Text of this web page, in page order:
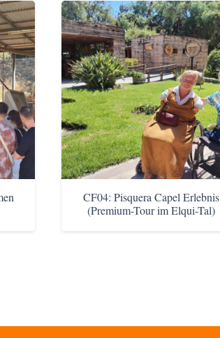
CF04: Pisquera Capel Erlebnis
(Premium-Tour im Elqui-Tal)